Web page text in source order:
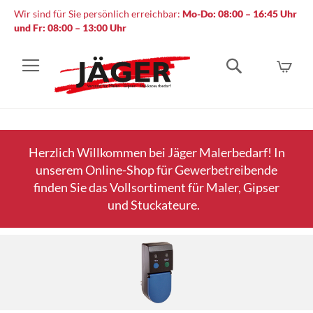
Wir sind für Sie persönlich erreichbar: Mo-Do: 08:00 – 16:45 Uhr
und Fr: 08:00 – 13:00 Uhr
Herzlich Willkommen bei Jäger Malerbedarf! In
unserem Online-Shop für Gewerbetreibende
finden Sie das Vollsortiment für Maler, Gipser
und Stuckateure.